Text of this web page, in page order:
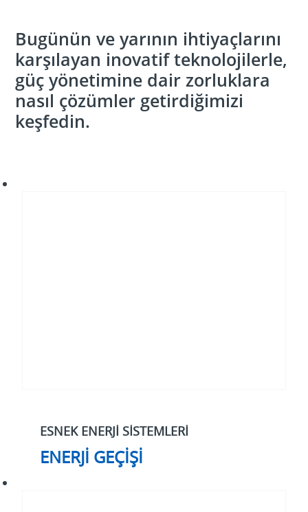
Bugünün ve yarının ihtiyaçlarını
karşılayan inovatif teknolojilerle,
güç yönetimine dair zorluklara
nasıl çözümler getirdiğimizi
keşfedin.
ESNEK ENERJİ SİSTEMLERİ
ENERJİ GEÇİŞİ